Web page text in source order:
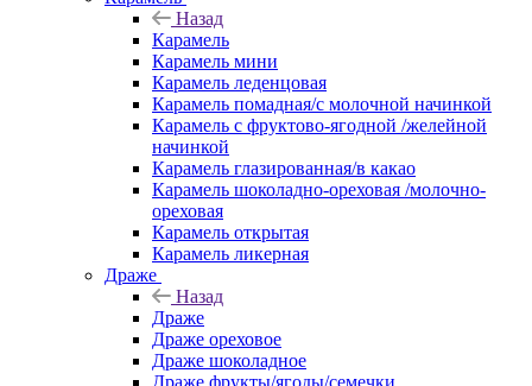
Назад
Карамель
Карамель мини
Карамель леденцовая
Карамель помадная/с молочной начинкой
Карамель с фруктово-ягодной /желейной
начинкой
Карамель глазированная/в какао
Карамель шоколадно-ореховая /молочно-
ореховая
Карамель открытая
Карамель ликерная
Драже
Назад
Драже
Драже ореховое
Драже шоколадное
Драже фрукты/ягоды/семечки